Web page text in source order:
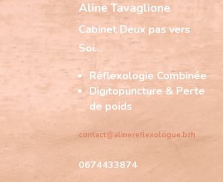
Aline Tavaglione
Cabinet Deux pas vers
Soi…
Réflexologie Combinée
Digitopuncture & Perte
de poids
contact@alinereflexologue.bzh
0674433874